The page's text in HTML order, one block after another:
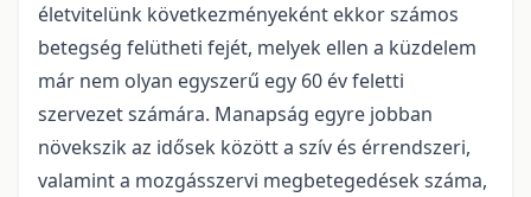
életvitelünk következményeként ekkor számos
betegség felütheti fejét, melyek ellen a küzdelem
már nem olyan egyszerű egy 60 év feletti
szervezet számára. Manapság egyre jobban
növekszik az idősek között a szív és érrendszeri,
valamint a mozgásszervi megbetegedések száma,